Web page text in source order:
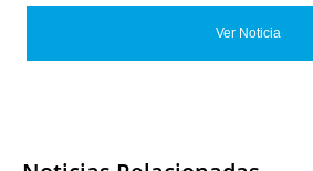
Ver Noticia